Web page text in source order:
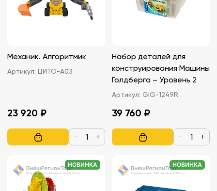
Механик. Алгоритмик
Артикул: ЦИТО-А03
23 920 ₽
− +
Набор деталей для
конструирования Машины
Голдберга – Уровень 2
Артикул: GIG-1249R
39 760 ₽
− +
НОВИНКА НОВИНКА